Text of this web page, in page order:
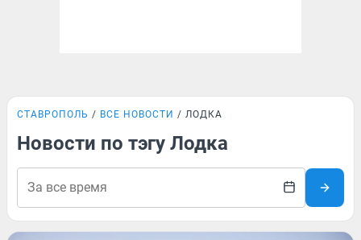
СТАВРОПОЛЬ ВСЕ НОВОСТИ ЛОДКА
Новости по тэгу Лодка